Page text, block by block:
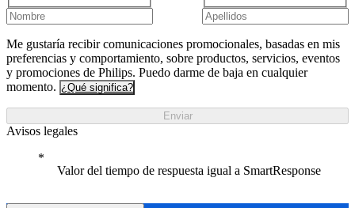
Me gustaría recibir comunicaciones promocionales, basadas en mis
preferencias y comportamiento, sobre productos, servicios, eventos
y promociones de Philips. Puedo darme de baja en cualquier
momento. ¿Qué significa?
Enviar
Avisos legales
Valor del tiempo de respuesta igual a SmartResponse